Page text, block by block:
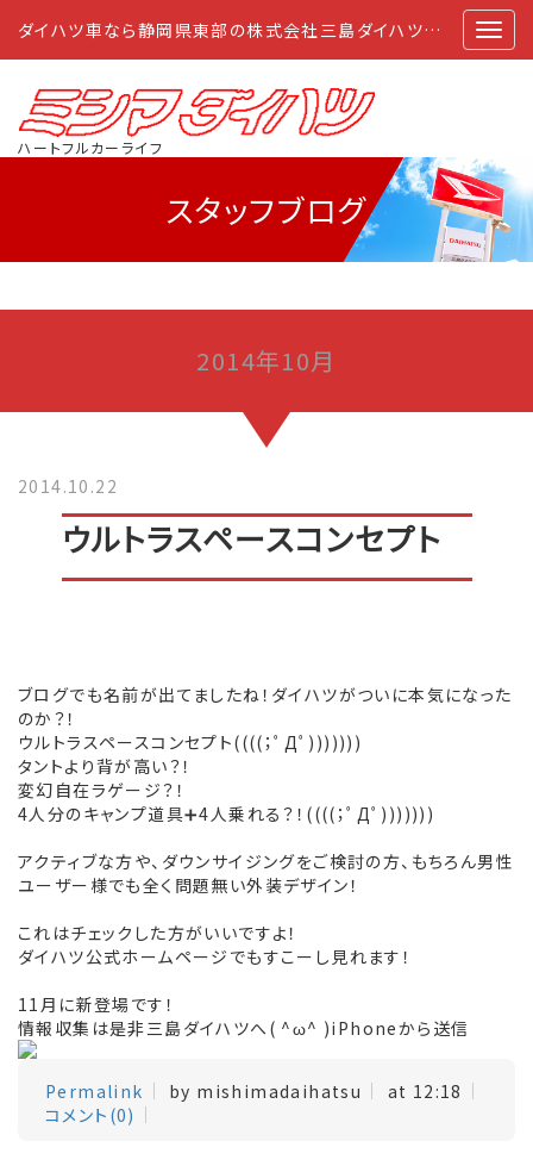
ダイハツ車なら静岡県東部の株式会社三島ダイハツにおまかせ
ハートフルカーライフ
スタッフブログ
2014年10月
2014.10.22
ウルトラスペースコンセプト
ブログでも名前が出てましたね！ダイハツがついに本気になった
のか？！
ウルトラスペースコンセプト((((；ﾟДﾟ)))))))
タントより背が高い？！
変幻自在ラゲージ？！
4人分のキャンプ道具➕4人乗れる？！((((；ﾟДﾟ)))))))
アクティブな方や、ダウンサイジングをご検討の方、もちろん男性
ユーザー様でも全く問題無い外装デザイン！
これはチェックした方がいいですよ！
ダイハツ公式ホームページでもすこーし見れます！
11月に新登場です！
情報収集は是非三島ダイハツへ( ^ω^ )iPhoneから送信
Permalink by mishimadaihatsu
at 12:18
コメント(0)